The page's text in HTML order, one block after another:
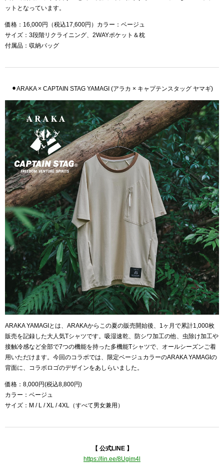
ットとなっています。
価格：16,000円（税込17,600円）カラー：ベージュ
サイズ：3段階リクライニング、2WAYポケット＆枕
付属品：収納バッグ
⚫︎ARAKA × CAPTAIN STAG YAMAGI (アラカ × キャプテンスタッグ ヤマギ)
ARAKA YAMAGIとは、ARAKAからこの夏の販売開始後、1ヶ月で累計1,000枚
販売を記録した大人気Tシャツです。吸湿速乾、防シワ加工の他、虫除け加工や
接触冷感など全部で7つの機能を持った多機能Tシャツで、オールシーズンご着
用いただけます。今回のコラボでは、限定ベージュカラーのARAKA YAMAGIの
背面に、コラボロゴのデザインをあしらいました。
価格：8,000円(税込8,800円)
カラー：ベージュ
サイズ：M / L / XL / 4XL（すべて男女兼用）
【 公式LINE 】
https://lin.ee/8Ugim4l